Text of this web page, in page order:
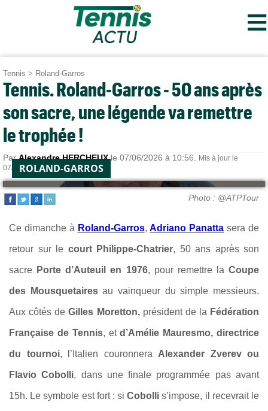
≡
Tennis > Roland-Garros
Tennis. Roland-Garros - 50 ans après
son sacre, une légende va remettre
le trophée !
ParAlexandre HERCHEUXle 07/06/2026 à 10:56.
Mis à jour le
07/06/2026 à 14:36.
ROLAND-GARROS
Photo : @ATPTour
Ce dimanche à Roland-Garros,Adriano Panatta sera de
retour sur le court Philippe-Chatrier, 50 ans après son
sacre Porte d’Auteuil en 1976, pour remettre la Coupe
des Mousquetairesau vainqueur du simple messieurs.
Aux côtés deGilles Moretton, président de la Fédération
Française de Tennis, etd’Amélie Mauresmo, directrice
du tournoi, l’Italien couronnera Alexander Zverev ou
Flavio Cobolli, dans une finale programmée pas avant
15h. Le symbole est fort : siCobolli s’impose, il recevrait le